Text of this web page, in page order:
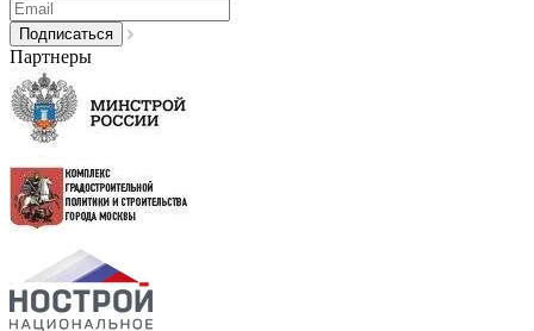
Партнеры